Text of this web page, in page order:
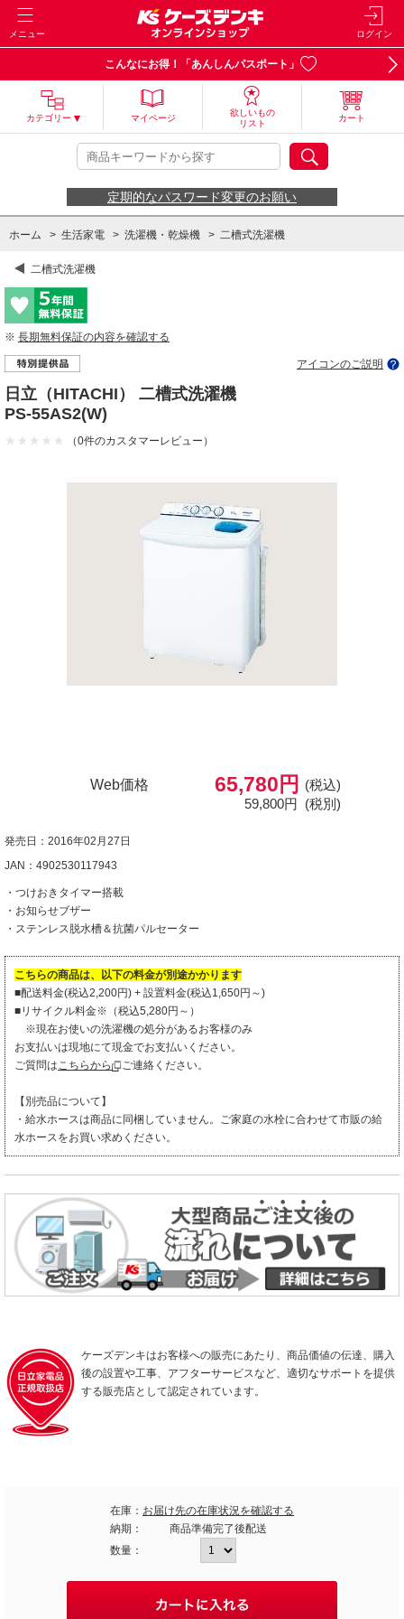
メニュー ログイン
こんなにお得！「あんしんパスポート」
カテゴリー マイページ
欲しいもの
リスト
カート
定期的なパスワード変更のお願い
ホーム > 生活家電 > 洗濯機・乾燥機 > 二槽式洗濯機
二槽式洗濯機
※ 長期無料保証の内容を確認する
アイコンのご説明
日立（HITACHI） 二槽式洗濯機
PS-55AS2(W)
（0件のカスタマーレビュー）
Web価格 65,780円
(税込)
59,800円 (税別)
発売日：2016年02月27日
JAN：4902530117943
・つけおきタイマー搭載
・お知らせブザー
・ステンレス脱水槽＆抗菌パルセーター
こちらの商品は、以下の料金が別途かかります
■配送料金(税込2,200円) + 設置料金(税込1,650円～)
■リサイクル料金※（税込5,280円～）
※現在お使いの洗濯機の処分があるお客様のみ
お支払いは現地にて現金でお支払いください。
ご質問はこちらから ご連絡ください。
【別売品について】
・給水ホースは商品に同梱していません。ご家庭の水栓に合わせて市販の給
水ホースをお買い求めください。
ケーズデンキはお客様への販売にあたり、商品価値の伝達、購入
後の設置や工事、アフターサービスなど、適切なサポートを提供
する販売店として認定されています。
在庫： お届け先の在庫状況を確認する
納期：
商品準備完了後配送
数量：